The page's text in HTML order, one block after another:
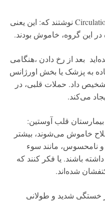
سولیمن و همکارانش، در مجله‌ی Circulation نوشتند که: این یعنی
بعد از رخ دادن ،هنگامی
به پزشک یا بخش اورژانس
داد. حملات قلبی، در
می‌کند.
قلب آوستین:
خاموش می‌شوند، بیشتر
نامحسوس، مانند سوء
باشند. یا فکر کنند که
شده‌اند.
خستگی شدید و طولانی